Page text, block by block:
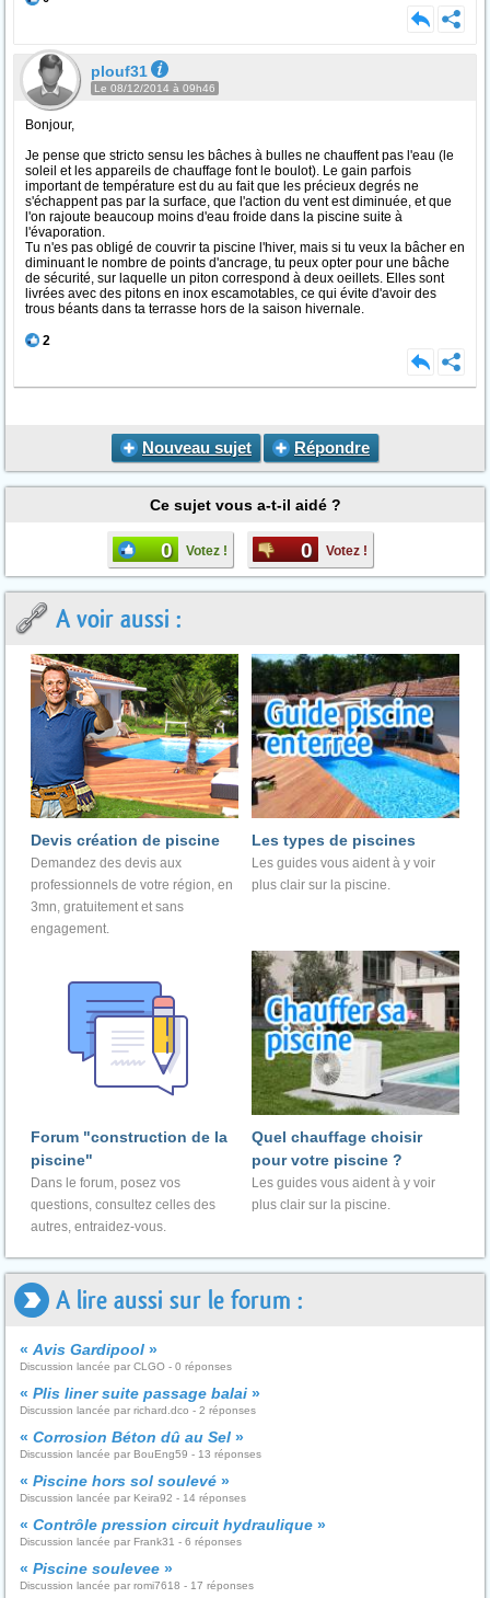
plouf31
Le 08/12/2014 à 09h46
Bonjour,
Je pense que stricto sensu les bâches à bulles ne chauffent pas l'eau (le
soleil et les appareils de chauffage font le boulot). Le gain parfois
important de température est du au fait que les précieux degrés ne
s'échappent pas par la surface, que l'action du vent est diminuée, et que
l'on rajoute beaucoup moins d'eau froide dans la piscine suite à
l'évaporation.
Tu n'es pas obligé de couvrir ta piscine l'hiver, mais si tu veux la bâcher en
diminuant le nombre de points d'ancrage, tu peux opter pour une bâche
de sécurité, sur laquelle un piton correspond à deux oeillets. Elles sont
livrées avec des pitons en inox escamotables, ce qui évite d'avoir des
trous béants dans ta terrasse hors de la saison hivernale.
2
Nouveau sujet Répondre
Ce sujet vous a-t-il aidé ?
0 Votez ! 0 Votez !
A voir aussi :
Devis création de piscine
Demandez des devis aux
professionnels de votre région, en
3mn, gratuitement et sans
engagement.
Les types de piscines
Les guides vous aident à y voir
plus clair sur la piscine.
Forum "construction de la
piscine"
Dans le forum, posez vos
questions, consultez celles des
autres, entraidez-vous.
Quel chauffage choisir
pour votre piscine ?
Les guides vous aident à y voir
plus clair sur la piscine.
A lire aussi sur le forum :
« Avis Gardipool »
Discussion lancée par CLGO - 0 réponses
« Plis liner suite passage balai »
Discussion lancée par richard.dco - 2 réponses
« Corrosion Béton dû au Sel »
Discussion lancée par BouEng59 - 13 réponses
« Piscine hors sol soulevé »
Discussion lancée par Keira92 - 14 réponses
« Contrôle pression circuit hydraulique »
Discussion lancée par Frank31 - 6 réponses
« Piscine soulevee »
Discussion lancée par romi7618 - 17 réponses